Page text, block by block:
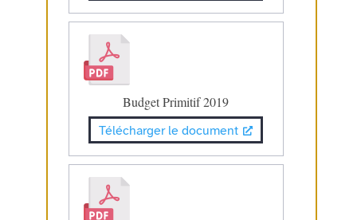
Budget Primitif 2019
Télécharger le document